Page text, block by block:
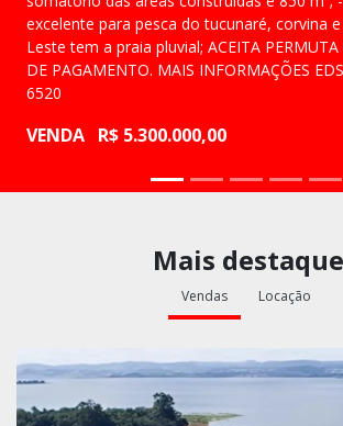
excelente para pesca do tucunaré, corvina
Leste tem a praia pluvial; ACEITA PERMUTA
DE PAGAMENTO. MAIS INFORMAÇÕES
6520
VENDA R$ 5.300.000,00
Mais
Vendas Locação